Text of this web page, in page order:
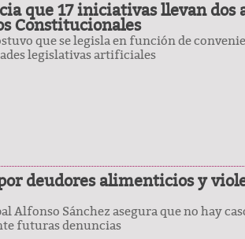
que 17 iniciativas llevan
Constitucionales
que se legisla en función de
legislativas artificiales
deudores alimenticios y
Alfonso Sánchez asegura que no hay
futuras denuncias